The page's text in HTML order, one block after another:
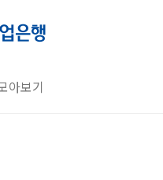
아보기